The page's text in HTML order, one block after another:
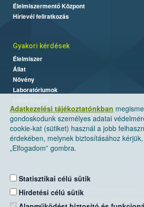
Adatkezelési tájékoztatónkban
gondoskodunk személyes adatai
cookie-kat (sütiket) használ a jobb
érdekében, melynek biztosításához
„Elfogadom” gombra.
Statisztikai célú sütik
Hirdetési célú sütik
Élelmiszermentő Központ
Hírlevél feliratkozás
Gyakori kérdések
Élelmiszer
Állat
Növény
Laboratóriumok
Nemzeti Élelmiszerlánc-biztonsági